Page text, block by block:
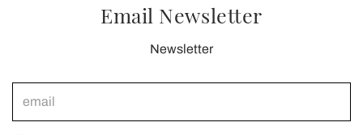
Email Newsletter
Newsletter